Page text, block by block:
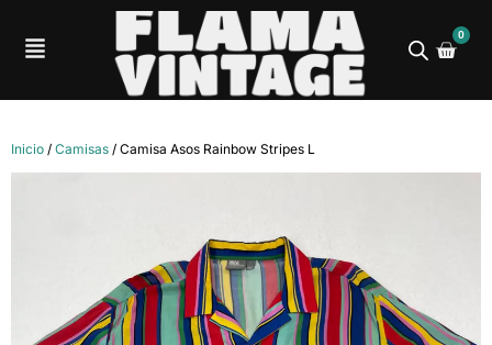
0
Inicio / Camisas / Camisa Asos Rainbow Stripes L